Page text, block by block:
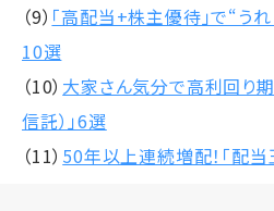
（9） 「高配当+株主優待」で“う
10選
（10） 大家さん気分で高利回り
信託）」6選
（11） 50年以上連続増配！「配